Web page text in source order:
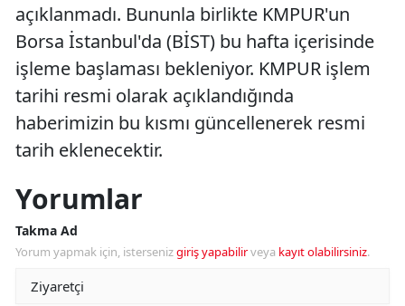
açıklanmadı. Bununla birlikte KMPUR'un
Borsa İstanbul'da (BİST) bu hafta içerisinde
işleme başlaması bekleniyor. KMPUR işlem
tarihi resmi olarak açıklandığında
haberimizin bu kısmı güncellenerek resmi
tarih eklenecektir.
Yorumlar
Takma Ad
Yorum yapmak için, istersenizgiriş yapabilirveya kayıt olabilirsiniz.